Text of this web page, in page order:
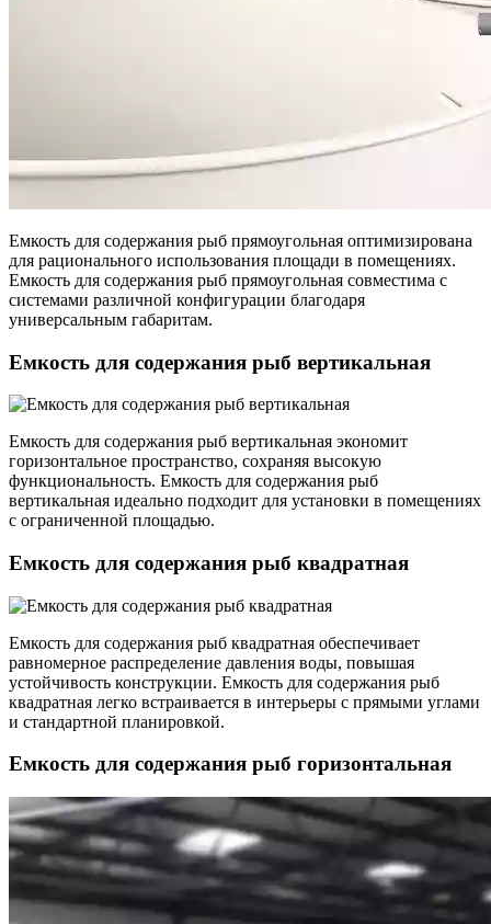
Емкость для содержания рыб прямоугольная оптимизирована
для рационального использования площади в помещениях.
Емкость для содержания рыб прямоугольная совместима с
системами различной конфигурации благодаря
универсальным габаритам.
Емкость для содержания рыб вертикальная
Емкость для содержания рыб вертикальная экономит
горизонтальное пространство, сохраняя высокую
функциональность. Емкость для содержания рыб
вертикальная идеально подходит для установки в помещениях
с ограниченной площадью.
Емкость для содержания рыб квадратная
Емкость для содержания рыб квадратная обеспечивает
равномерное распределение давления воды, повышая
устойчивость конструкции. Емкость для содержания рыб
квадратная легко встраивается в интерьеры с прямыми углами
и стандартной планировкой.
Емкость для содержания рыб горизонтальная